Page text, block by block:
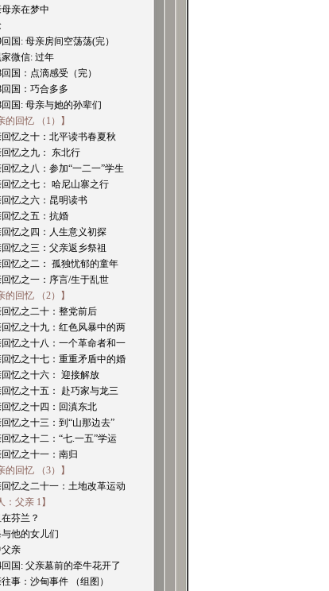
母亲在梦中
回国: 母亲房间空荡荡(完）
家微信: 过年
回国：点滴感受（完）
回国：巧合多多
回国: 母亲与她的孙辈们
的回忆 （1）】
回忆之十：北平读书春夏秋
回忆之九： 东北行
回忆之八：参加“一二一”学生
回忆之七： 哈尼山寨之行
回忆之六：昆明读书
回忆之五：抗婚
回忆之四：人生意义初探
回忆之三：父亲返乡祭祖
回忆之二： 孤独忧郁的童年
回忆之一：序言/生于乱世
的回忆 （2）】
回忆之二十：整党前后
回忆之十九：红色风暴中的两
回忆之十八：一个革命者和一
回忆之十七：重重矛盾中的婚
回忆之十六： 迎接解放
回忆之十五： 赴巧家与龙三
回忆之十四：回滇东北
回忆之十三：到“山那边去”
回忆之十二：“七.一五”学运
回忆之十一：南归
的回忆 （3）】
回忆之二十一：土地改革运动
：父亲 1】
在芬兰？
与他的女儿们
父亲
回国: 父亲墓前的牵牛花开了
往事：沙甸事件 （组图）